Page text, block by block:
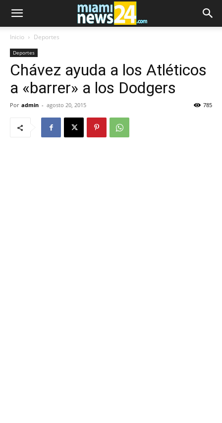
Inicio Deportes
Deportes
Chávez ayuda a los Atléticos
a «barrer» a los Dodgers
Por admin - agosto 20, 2015 785